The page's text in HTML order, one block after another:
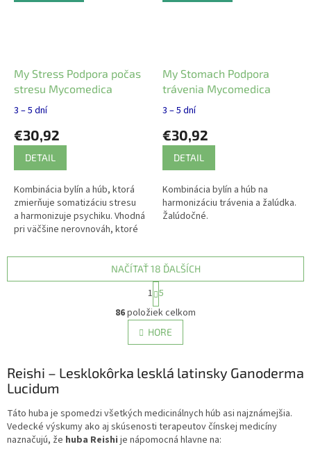
My Stress Podpora počas
stresu Mycomedica
3 – 5 dní
€30,92
DETAIL
Kombinácia bylín a húb, ktorá
zmierňuje somatizáciu stresu
a harmonizuje psychiku. Vhodná
pri väčšine nerovnováh, ktoré
My Stomach Podpora
trávenia Mycomedica
3 – 5 dní
€30,92
DETAIL
Kombinácia bylín a húb na
harmonizáciu trávenia a žalúdka.
Žalúdočné.
O
v
l
á
a
e
p
r
NAČÍTAŤ 18 ĎALŠÍCH
S
t
r
á
n
k
v
a
e
1 5
86položiek celkom
HORE
Reishi – Lesklokôrka lesklá latinsky Ganoderma
Lucidum
Táto huba je spomedzi všetkých medicinálnych húb asi najznámejšia.
Vedecké výskumy ako aj skúsenosti terapeutov čínskej medicíny
naznačujú, že huba Reishi je nápomocná hlavne na: